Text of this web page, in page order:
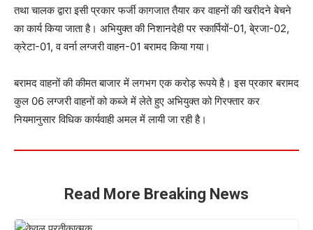
तथा चालक द्वारा इसी प्रकार फर्जी कागजात तैयार कर वाहनों की खरीदने बेचने
का कार्य किया जाता है। अभियुक्त की निशानदेही पर स्कार्पियों-01, बे्रजा-02,
क्रेटा-01, व वर्ना लग्जरी वाहन-01 बरामद किया गया।
बरामद वाहनों की कीमत बाजार में लगभग एक करोड़ रूपये है। इस प्रकार बरामद
कुल 06 लग्जरी वाहनों को कब्जे में लेते हुए अभियुक्त को गिरफ्तार कर
नियमानुसार विधिक कार्यवाही अमल में लायी जा रही है।
Read More Breaking News